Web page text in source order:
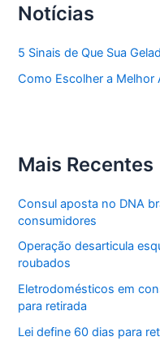
Notícias
5 Sinais de Que Sua
Como Escolher a Melhor
Mais Recentes
Consul aposta no DNA
consumidores
Operação desarticula
roubados
Eletrodomésticos em
para retirada
Lei define 60 dias para